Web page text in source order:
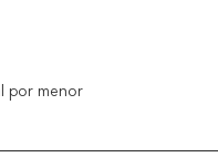
por menor